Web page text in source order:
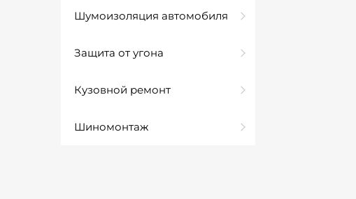
Шумоизоляция автомобиля
Защита от угона
Кузовной ремонт
Шиномонтаж